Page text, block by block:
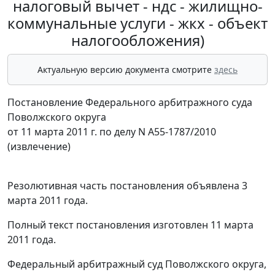
налоговый вычет - ндс - жилищно-
коммунальные услуги - жкх - объект
налогообложения)
Актуальную версию документа смотрите здесь
Постановление Федерального арбитражного суда
Поволжского округа
от 11 марта 2011 г. по делу N А55-1787/2010
(извлечение)
Резолютивная часть постановления объявлена 3
марта 2011 года.
Полный текст постановления изготовлен 11 марта
2011 года.
Федеральный арбитражный суд Поволжского округа,